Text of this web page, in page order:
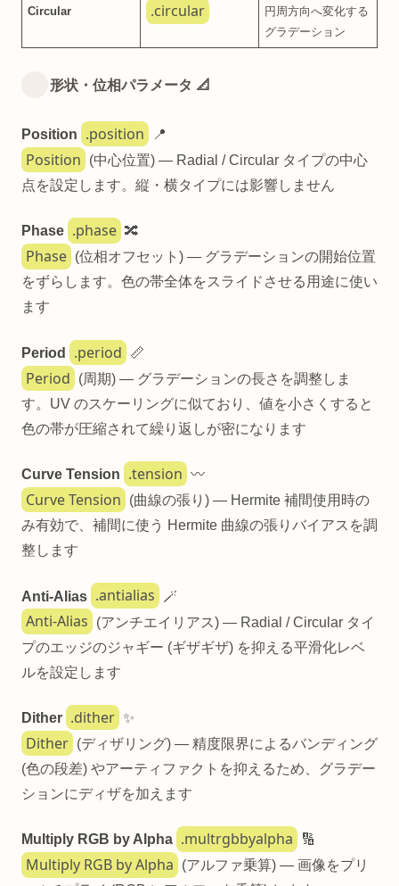
Circular .circular
円周方向へ変化する
グラデーション
形状・位相パラメータ 📐
Position .position 📍
Position
(中心位置) — Radial / Circular タイプの中心
点を設定します。縦・横タイプには影響しません
Phase .phase 🔀
Phase
(位相オフセット) — グラデーションの開始位置
をずらします。色の帯全体をスライドさせる用途に使い
ます
Period .period 📏
Period
(周期) — グラデーションの長さを調整しま
す。UV のスケーリングに似ており、値を小さくすると
色の帯が圧縮されて繰り返しが密になります
Curve Tension .tension 〰️
Curve Tension
(曲線の張り) — Hermite 補間使用時の
み有効で、補間に使う Hermite 曲線の張りバイアスを調
整します
Anti-Alias .antialias 🪄
Anti-Alias
(アンチエイリアス) — Radial / Circular タイ
プのエッジのジャギー (ギザギザ) を抑える平滑化レベ
ルを設定します
Dither .dither ✨
Dither
(ディザリング) — 精度限界によるバンディング
(色の段差) やアーティファクトを抑えるため、グラデー
ションにディザを加えます
Multiply RGB by Alpha .multrgbbyalpha 🔢
Multiply RGB by Alpha
(アルファ乗算) — 画像をプリ